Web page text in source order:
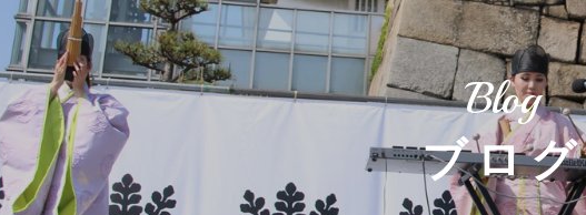
Blog
ブログ